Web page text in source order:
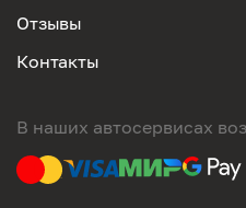
Отзывы
Контакты
В наших автосервисах